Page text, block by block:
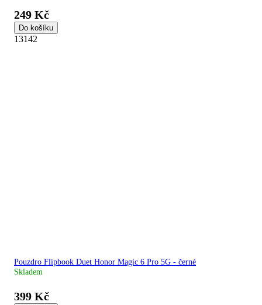
249 Kč
Do košíku
13142
Pouzdro Flipbook Duet Honor Magic 6 Pro 5G - černé
Skladem
399 Kč